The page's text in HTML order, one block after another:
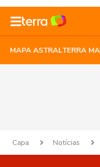
MAPA ASTRALTERRA
Capa Notícias